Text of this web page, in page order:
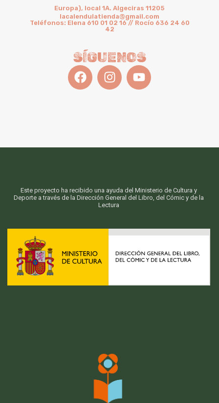
Europa), local 1A. Algeciras 11205
lacalendulatienda@gmail.com
Teléfonos: Elena 610 01 02 16 // Rocío 636 24 60
42
SÍGUENOS
Este proyecto ha recibido una ayuda del Ministerio de Cultura y
Deporte a través de la Dirección General del Libro, del Cómic y de la
Lectura